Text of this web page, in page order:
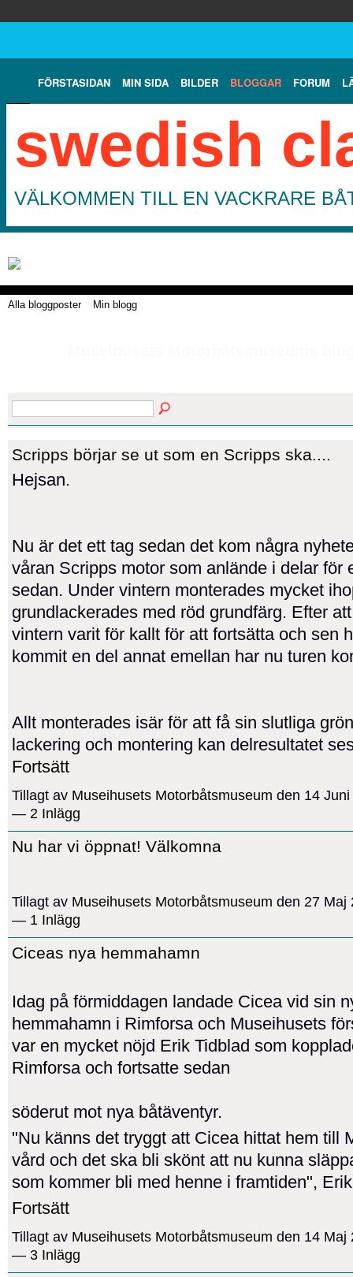
FÖRSTASIDAN MIN SIDA BILDER BLOGGAR FORUM
swedish
VÄLKOMMEN TILL EN VACKRARE
Alla bloggposter Min blogg
Scripps börjar se ut som en Scripps ska....
Hejsan.
Nu är det ett tag sedan det kom några
våran Scripps motor som anlände i delar för
sedan. Under vintern monterades mycket
grundlackerades med röd grundfärg. Efter
vintern varit för kallt för att fortsätta och sen
kommit en del annat emellan har nu turen
Allt monterades isär för att få sin slutliga
lackering och montering kan delresultatet
Fortsätt
Tillagt av Museihusets Motorbåtsmuseum den 14
— 2 Inlägg
Nu har vi öppnat! Välkomna
Tillagt av Museihusets Motorbåtsmuseum den 27 Maj
— 1 Inlägg
Ciceas nya hemmahamn
Idag på förmiddagen landade Cicea vid sin
hemmahamn i Rimforsa och Museihusets
var en mycket nöjd Erik Tidblad som
Rimforsa och fortsatte sedan
söderut mot nya båtäventyr.
"Nu känns det tryggt att Cicea hittat hem till
vård och det ska bli skönt att nu kunna
som kommer bli med henne i framtiden",
Fortsätt
Tillagt av Museihusets Motorbåtsmuseum den 14 Maj
— 3 Inlägg